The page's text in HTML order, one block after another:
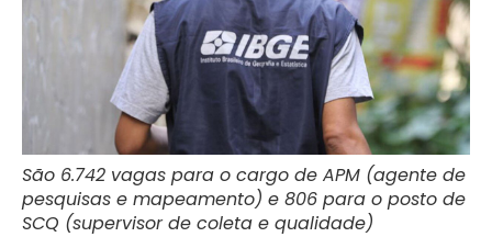
São 6.742 vagas para o cargo de APM (agente de
pesquisas e mapeamento) e 806 para o posto de
SCQ (supervisor de coleta e qualidade)